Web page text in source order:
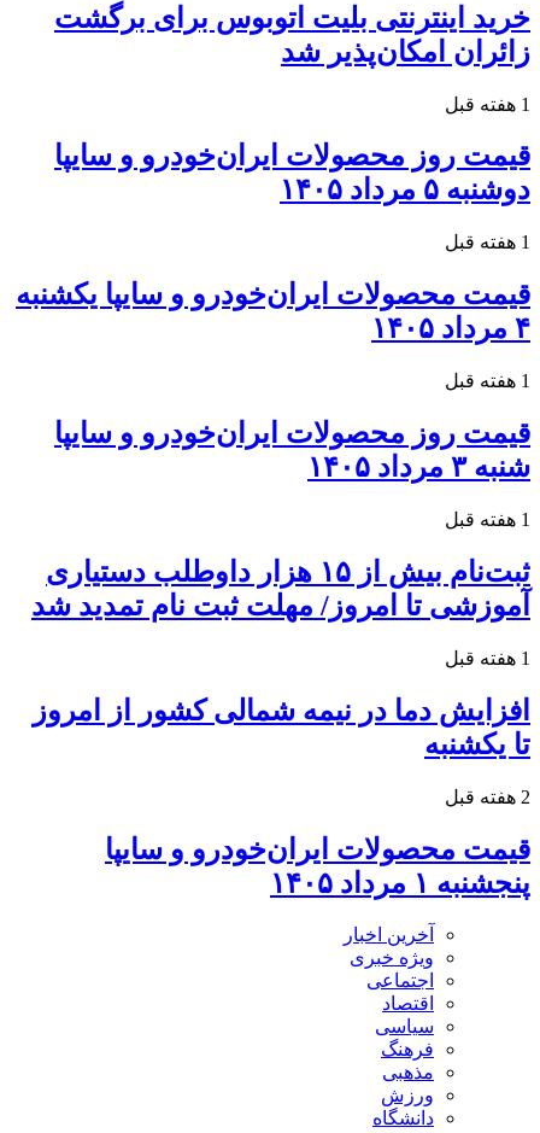
خرید اینترنتی بلیت اتوبوس برای برگشت
زائران امکان‌پذیر شد
1 هفته قبل
قیمت روز محصولات ایران‌خودرو و سایپا
دوشنبه ۵ مرداد ۱۴۰۵
1 هفته قبل
قیمت محصولات ایران‌خودرو و سایپا یکشنبه
۴ مرداد ۱۴۰۵
1 هفته قبل
قیمت روز محصولات ایران‌خودرو و سایپا
شنبه ۳ مرداد ۱۴۰۵
1 هفته قبل
ثبت‌نام بیش از ۱۵ هزار داوطلب دستیاری
آموزشی تا امروز/ مهلت ثبت نام تمدید شد
1 هفته قبل
افزایش دما در نیمه شمالی کشور از امروز
تا یکشنبه
2 هفته قبل
قیمت محصولات ایران‌خودرو و سایپا
پنجشنبه ۱ مرداد ۱۴۰۵
آخرین اخبار
ویژه خبری
اجتماعی
اقتصاد
سیاسی
فرهنگ
مذهبی
ورزش
دانشگاه